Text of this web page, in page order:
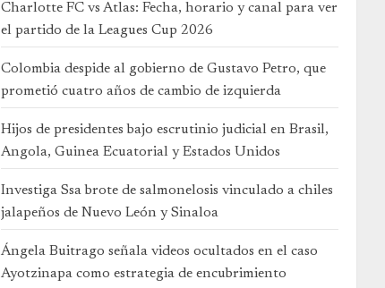
Charlotte FC vs Atlas: Fecha, horario y canal para ver
el partido de la Leagues Cup 2026
Colombia despide al gobierno de Gustavo Petro, que
prometió cuatro años de cambio de izquierda
Hijos de presidentes bajo escrutinio judicial en Brasil,
Angola, Guinea Ecuatorial y Estados Unidos
Investiga Ssa brote de salmonelosis vinculado a chiles
jalapeños de Nuevo León y Sinaloa
Ángela Buitrago señala videos ocultados en el caso
Ayotzinapa como estrategia de encubrimiento